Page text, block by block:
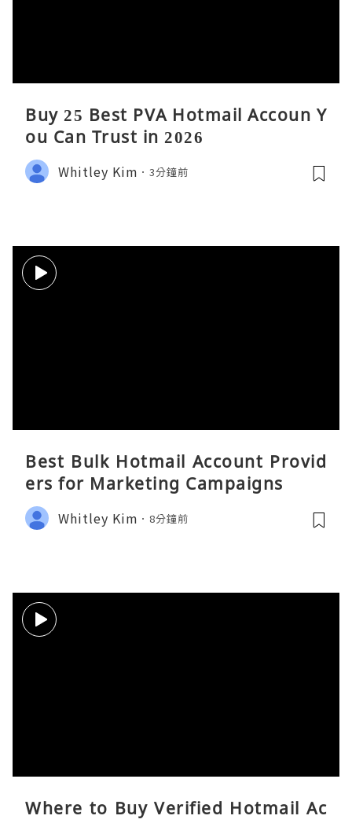
Buy 25 Best PVA Hotmail Accoun Y
ou Can Trust in 2026
Whitley Kim 3分鐘前
Best Bulk Hotmail Account Provid
ers for Marketing Campaigns
Whitley Kim 8分鐘前
Where to Buy Verified Hotmail Ac